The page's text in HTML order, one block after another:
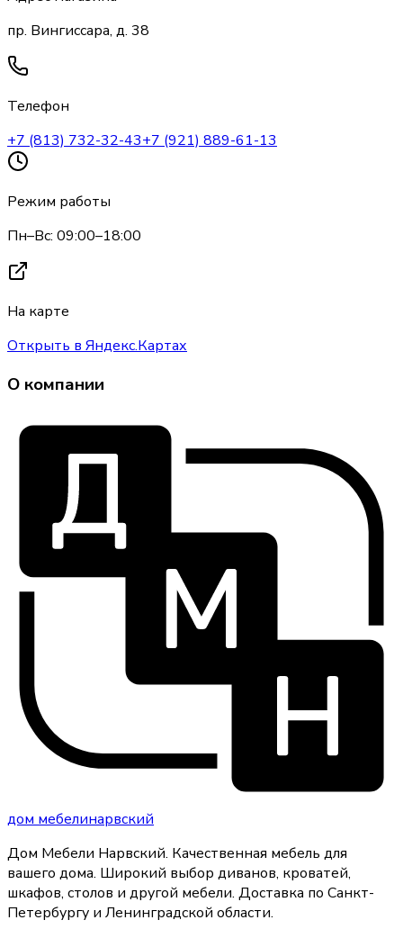
пр. Вингиссара, д. 38
Телефон
+7 (813) 732-32-43+7 (921) 889-61-13
Режим работы
Пн–Вс: 09:00–18:00
На карте
Открыть в Яндекс.Картах
О компании
дом мебелинарвский
Дом Мебели Нарвский. Качественная мебель для
вашего дома. Широкий выбор диванов, кроватей,
шкафов, столов и другой мебели. Доставка по Санкт-
Петербургу и Ленинградской области.